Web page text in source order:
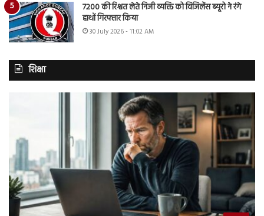
7200 की रिश्वत लेते निजी व्यक्ति को विजिलेंस ब्यूरो ने रंगे
हाथों गिरफ्तार किया
30 July 2026 - 11:02 AM
शिक्षा